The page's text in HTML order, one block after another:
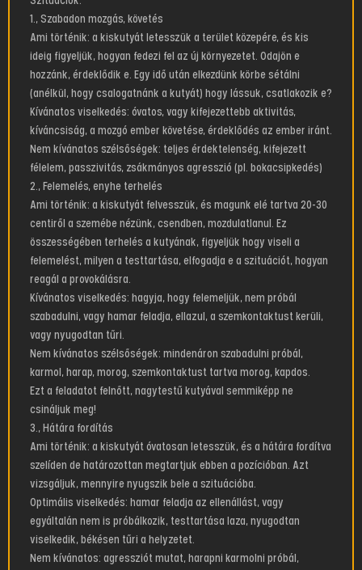
1., Szabadon mozgás, követés
Ami történik: a kiskutyát letesszük a terület közepére, és kis
ideig figyeljük, hogyan fedezi fel az új környezetet. Odajön e
hozzánk, érdeklődik e. Egy idő után elkezdünk körbe sétálni
(anélkül, hogy csalogatnánk a kutyát) hogy lássuk, csatlakozik e?
Kívánatos viselkedés: óvatos, vagy kifejezettebb aktivitás,
kíváncsiság, a mozgó ember követése, érdeklődés az ember iránt.
Nem kívánatos szélsőségek: teljes érdektelenség, kifejezett
félelem, passzivitás, zsákmányos agresszió (pl. bokacsipkedés)
2., Felemelés, enyhe terhelés
Ami történik: a kiskutyát felvesszük, és magunk elé tartva 20-30
centiről a szemébe nézünk, csendben, mozdulatlanul. Ez
összességében terhelés a kutyának, figyeljük hogy viseli a
felemelést, milyen a testtartása, elfogadja e a szituációt, hogyan
reagál a provokálásra.
Kívánatos viselkedés: hagyja, hogy felemeljük, nem próbál
szabadulni, vagy hamar feladja, ellazul, a szemkontaktust kerüli,
vagy nyugodtan tűri.
Nem kívánatos szélsőségek: mindenáron szabadulni próbál,
karmol, harap, morog, szemkontaktust tartva morog, kapdos.
Ezt a feladatot felnőtt, nagytestű kutyával semmiképp ne
csináljuk meg!
3., Hátára fordítás
Ami történik: a kiskutyát óvatosan letesszük, és a hátára fordítva
szelíden de határozottan megtartjuk ebben a pozícióban. Azt
vizsgáljuk, mennyire nyugszik bele a szituációba.
Optimális viselkedés: hamar feladja az ellenállást, vagy
egyáltalán nem is próbálkozik, testtartása laza, nyugodtan
viselkedik, békésen tűri a helyzetet.
Nem kívánatos: agressziót mutat, harapni karmolni próbál,